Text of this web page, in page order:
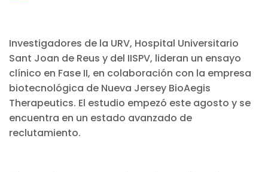
Investigadores de la URV, Hospital Universitario
Sant Joan de Reus y del IISPV, lideran un ensayo
clínico en Fase II, en colaboración con la empresa
biotecnológica de Nueva Jersey BioAegis
Therapeutics. El estudio empezó este agosto y se
encuentra en un estado avanzado de
reclutamiento.